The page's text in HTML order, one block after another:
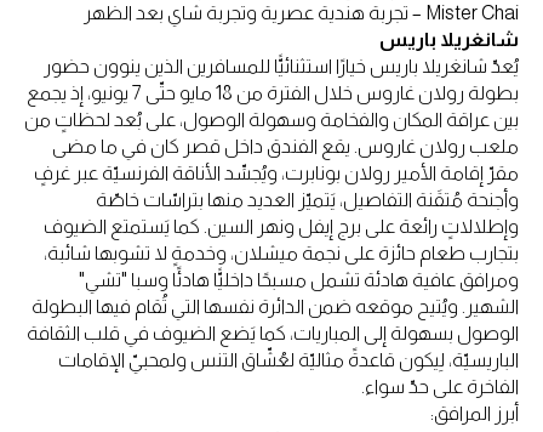
Mister Chai – تجربة هندية عصرية وتجربة شاي بعد الظهر
شانغريلا باريس
يُعدّ شانغريلا باريس خيارًا استثنائيًّا للمسافرين الذين ينوون حضور
بطولة رولان غاروس خلال الفترة من 18 مايو حتّى 7 يونيو، إذ يجمع
بين عراقة المكان والفخامة وسهولة الوصول، على بُعد لحظاتٍ من
ملعب رولان غاروس. يقع الفندق داخل قصر كان في ما مضى
مقرّ إقامة الأمير رولان بونابرت، ويُجسِّد الأناقة الفرنسيّة عبر غرفٍ
وأجنحة مُتقَنة التفاصيل، يَتميّز العديد منها بتراسّات خاصّة
وإطلالاتٍ رائعة على برج إيفل ونهر السين. كما يَستمتع الضيوف
بتجارب طعام حائزة على نجمة ميشلان، وخدمةٍ لا تشوبها شائبة،
ومرافق عافية هادئة تشمل مسبحًا داخليًّا هادئًا وسبا "تشي"
الشهير. ويُتيح موقعه ضمن الدائرة نفسها التي تُقام فيها البطولة
الوصول بسهولة إلى المباريات، كما يَضع الضيوف في قلب الثقافة
الباريسيّة، لِيكون قاعدةً مثاليّة لعُشّاق التنس ولمحبيّ الإقامات
الفاخرة على حدّ سواء.
أبرز المرافق: